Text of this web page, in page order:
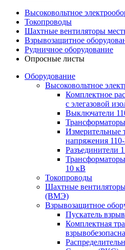
Высоковольтное
Токопроводы
Шахтные вентиляторы
Взрывозащитное
Рудничное оборудование
Опросные листы
Оборудование
Высоковольтное
Комплектное
с элегазовой
Выключатели
Измерительные
напряжения
Разъединители
10 кВ
Токопроводы
Шахтные
(ВМЭ)
Взрывозащитное
Пускатель
Комплектная